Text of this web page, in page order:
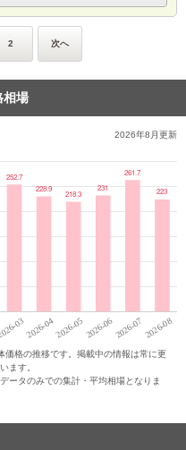
2 次へ
相場
2026年8月更新
格の推移です。掲載中の情報は常に更
ます。
ータのみでの集計・平均相場となりま